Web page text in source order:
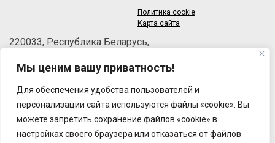
Мы ценим вашу приватность!
Для обеспечения удобства пользователей и
персонализации сайта используются файлы «cookie». Вы
можете запретить сохранение файлов «cookie» в
настройках своего браузера или отказаться от файлов
Политика cookie
Карта сайта
220033, Республика Беларусь,
Телефон: +375 (17) 215-63-33
Факс: +375 (17) 270-30-50
Email:brt@brt.by